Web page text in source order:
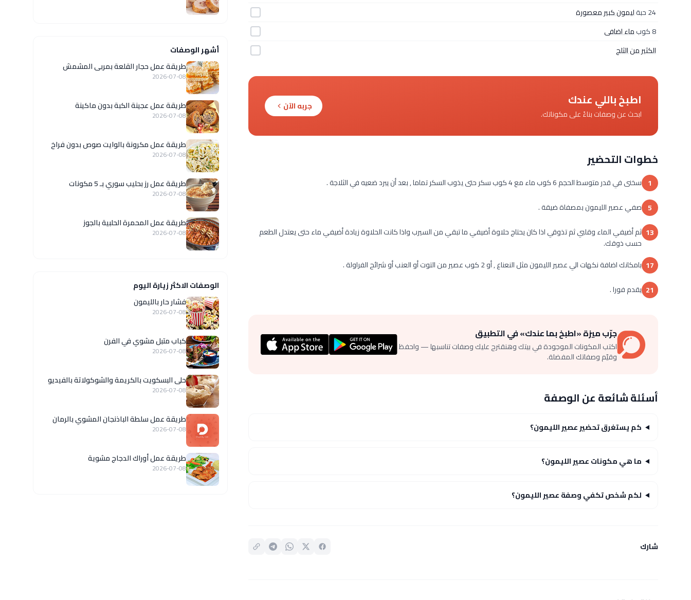
24 حبة
ليمون كبير معصورة
8 كوب
ماء اضافى
الكثير من الثلج
اطبخ باللي عندك
ابحث عن وصفات بناءً على مكوناتك.
جربه الآن
خطوات التحضير
1 سخنى في قدر متوسط الحجم 6 كوب ماء مع 4 كوب سكر حتى يذوب السكر تماما , بعد أن يبرد ضعيه في الثلاجة .
5 صفي عصير الليمون بمصفاة ضيقة .
13 ثم أضيفي الماء وقلبي ثم تذوقي اذا كان يحتاج حلاوة أضيفي ما تبقي من السيرب واذا كانت الحلاوة زيادة أضيفي ماء حتى يعتدل الطعم
حسب ذوقك.
17 بامكانك اضافة نكهات الي عصير الليمون مثل النعناع , أو 2 كوب عصير من التوت أو العنب أو شرائح الفراولة .
21 يقدم فورا .
جرّب ميزة «اطبخ بما عندك» في التطبيق
اكتب المكونات الموجودة في بيتك وهنقترح عليك وصفات تناسبها — واحفظ
وقيّم وصفاتك المفضلة.
أسئلة شائعة عن الوصفة
كم يستغرق تحضير عصير الليمون؟
ما هي مكونات عصير الليمون؟
لكم شخص تكفي وصفة عصير الليمون؟
شارك
أشهر الوصفات
طريقة عمل حجار القلعة بمربى المشمش
2026-07-08
طريقة عمل عجينة الكبة بدون ماكينة
2026-07-08
طريقة عمل مكرونة بالوايت صوص بدون فراخ
2026-07-08
طريقة عمل رز بحليب سوري بـ 5 مكونات
2026-07-08
طريقة عمل المحمرة الحلبية بالجوز
2026-07-08
الوصفات الاكثر زيارة اليوم
فشار حار بالليمون
2026-07-08
كباب متبل مشوي في الفرن
2026-07-08
حلى البسكويت بالكريمة والشوكولاتة بالفيديو
2026-07-08
طريقة عمل سلطة الباذنجان المشوي بالرمان
2026-07-08
طريقة عمل أوراك الدجاج مشوية
2026-07-08